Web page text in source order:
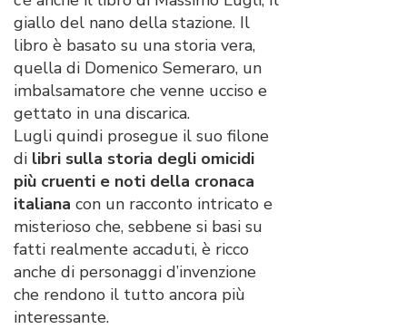
giallo del nano della stazione. Il
libro è basato su una storia vera,
quella di Domenico Semeraro, un
imbalsamatore che venne ucciso e
gettato in una discarica.
Lugli quindi prosegue il suo filone
di libri sulla storia degli omicidi
più cruenti e noti della cronaca
italiana con un racconto intricato e
misterioso che, sebbene si basi su
fatti realmente accaduti, è ricco
anche di personaggi d’invenzione
che rendono il tutto ancora più
interessante.